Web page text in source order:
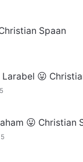
Spaan
😛
😛 Christian